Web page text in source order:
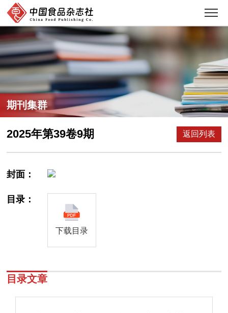
期刊集群
2025年第39卷9期 返回列表
封面：
目录：
下载目录
目录文章